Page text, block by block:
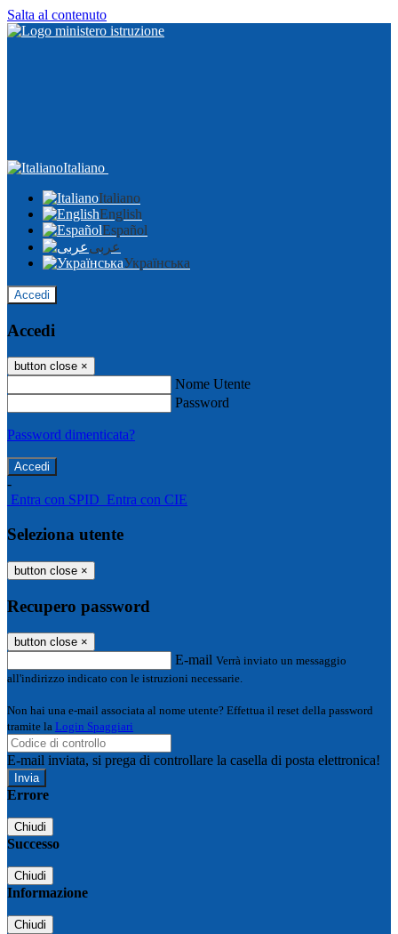
Salta al contenuto
Italiano
Italiano
English
Español
عربى
Українська
Accedi
Accedi
button close ×
Nome Utente
Password
Password dimenticata?
-
Entra con SPID Entra con CIE
Seleziona utente
button close ×
Recupero password
button close ×
E-mail Verrà inviato un messaggio
all'indirizzo indicato con le istruzioni necessarie.
Non hai una e-mail associata al nome utente? Effettua il reset della password
tramite la Login Spaggiari
E-mail inviata, si prega di controllare la casella di posta elettronica!
Errore
Chiudi
Successo
Chiudi
Informazione
Chiudi